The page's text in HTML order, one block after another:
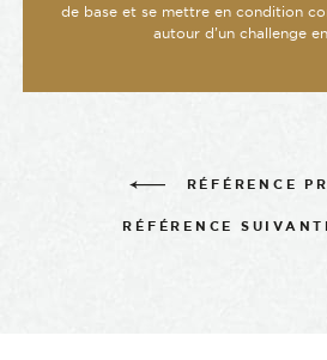
de base et se mettre en condition
autour d’un challenge
RÉFÉRENCE
RÉFÉRENCE